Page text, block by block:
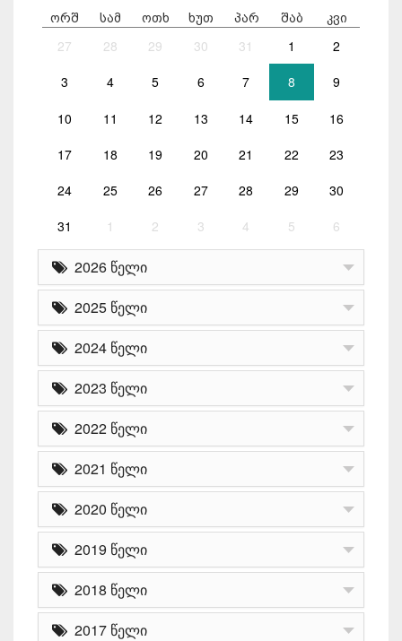
ორშ სამ ოთხ ხუთ პარ შაბ კვი
27 28 29 30 31 1 2
3 4 5 6 7 8 9
10 11 12 13 14 15 16
17 18 19 20 21 22 23
24 25 26 27 28 29 30
31 1 2 3 4 5 6
2026 წელი
2025 წელი
2024 წელი
2023 წელი
2022 წელი
2021 წელი
2020 წელი
2019 წელი
2018 წელი
2017 წელი